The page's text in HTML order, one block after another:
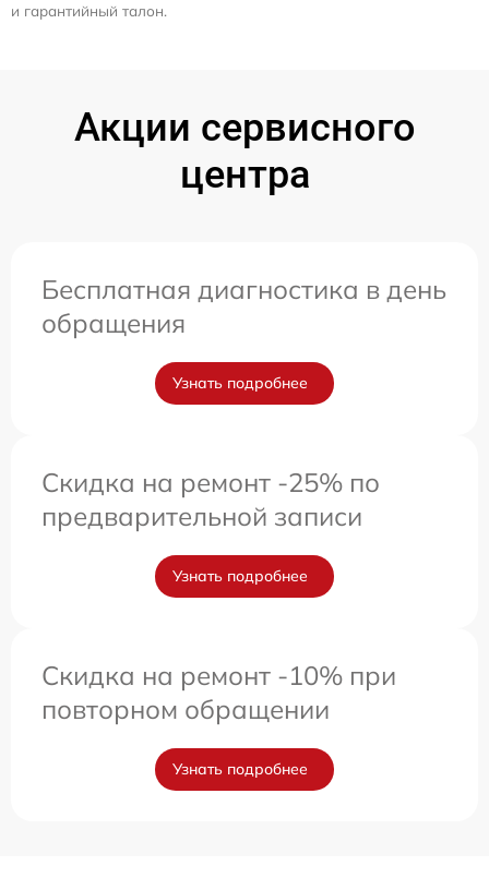
и гарантийный талон.
Акции сервисного
центра
Бесплатная диагностика в день
обращения
Узнать подробнее
Скидка на ремонт -25% по
предварительной записи
Узнать подробнее
Скидка на ремонт -10% при
повторном обращении
Узнать подробнее